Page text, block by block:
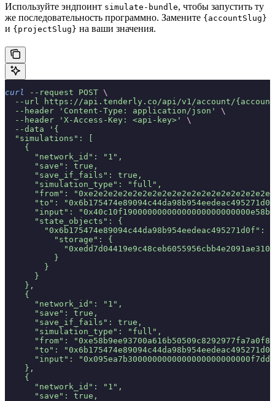
Используйте эндпоинт simulate-bundle, чтобы запустить ту
же последовательность программно. Замените {accountSlug}
и {projectSlug} на ваши значения.
curl --request POST \
  --url
https://api.tenderly.co/api/v1/account/
  --header
'Content-Type: application/json'
\
  --header
'X-Access-Key: <api-key>'
\
  --data
'{
  "simulations": [
    {
      "network_id": "1",
      "save": true,
      "save_if_fails": true,
      "simulation_type": "full",
"from":
"to":
"input":
      "state_objects": {
        "0x6b175474e89094c44da98b954eedeac495271d0f": {
          "storage": {
          }
        }
      }
    },
    {
      "network_id": "1",
      "save": true,
      "save_if_fails": true,
      "simulation_type": "full",
"from":
"to":
"input":
    },
    {
      "network_id": "1",
      "save": true,